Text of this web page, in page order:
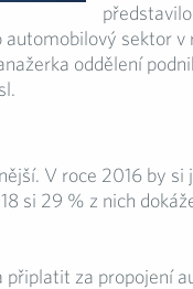
automobilový sektor v
oddělení
V roce 2016 by si
si 29 % z nich
za propojení